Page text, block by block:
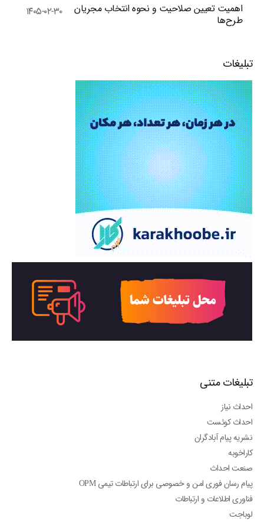
اهمیت تعیین صلاحیت و نحوه انتخاب مجریان
طرح‌ها
۱۴۰۵-۰۲-۳۰
تبلیغات
تبلیغات متنی
احداث نیاز
احداث کوئست
نشریه پیام آبادگران
کاراخوبه
صنعت احداث
پیام رسان فوری امن و خصوصی برای ارتباطات تیمی OPM
فناوری اطلاعات و ارتباطات
لوباجت